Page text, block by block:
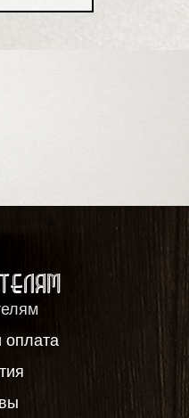
оплата